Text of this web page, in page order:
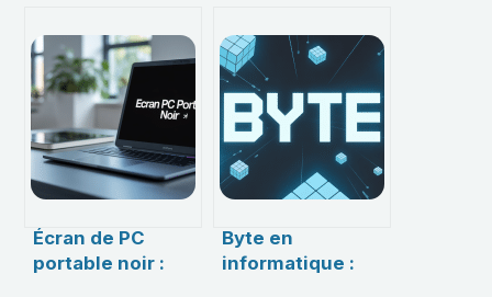
Écran de PC
portable noir :
Byte en
informatique :